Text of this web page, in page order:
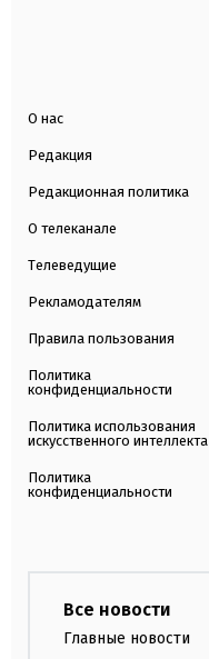
О нас
Редакция
Редакционная политика
О телеканале
Телеведущие
Рекламодателям
Правила пользования
Политика
конфиденциальности
Политика использования
искусственного интеллекта
Политика
конфиденциальности
Все новости
Главные новости